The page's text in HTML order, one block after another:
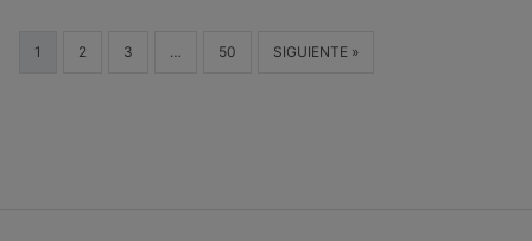
1 2 3 … 50 SIGUIENTE »